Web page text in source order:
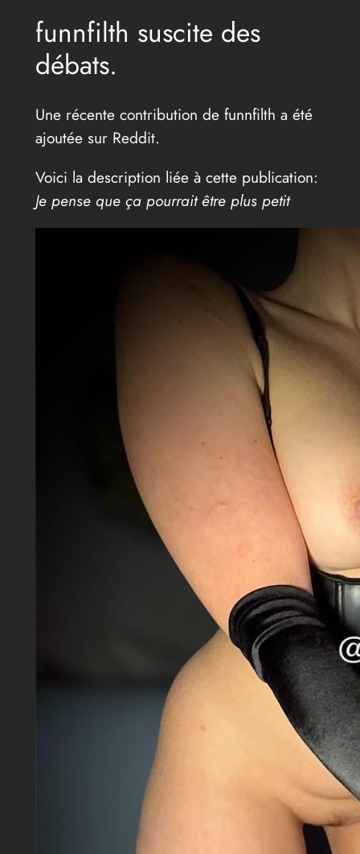
funnfilth suscite des
débats.
Une récente contribution de funnfilth a été
ajoutée sur Reddit.
Voici la description liée à cette publication:
Je pense que ça pourrait être plus petit